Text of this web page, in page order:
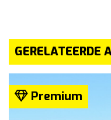
GERELATEERDE
Premium